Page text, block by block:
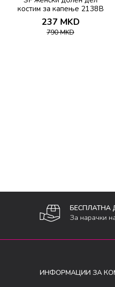
костим за капење 2138B
237 MKD
790MKD
БЕСПЛАТНА
За нарачки
ИНФОРМАЦИИ ЗА